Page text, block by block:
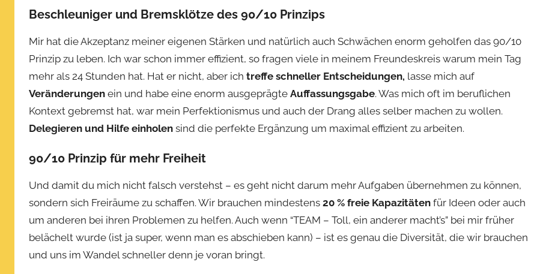
k
o
b
7
,
0
2
Beschleuniger und Bremsklötze des 90/10 Prinzips
Mir hat die Akzeptanz meiner eigenen Stärken und natürlich auch Schwächen enorm geholfen das 90/10
Prinzip zu leben. Ich war schon immer effizient, so fragen viele in meinem Freundeskreis warum mein Tag
mehr als 24 Stunden hat. Hat er nicht, aber ich treffe schneller Entscheidungen, lasse mich auf
Veränderungen ein und habe eine enorm ausgeprägte Auffassungsgabe. Was mich oft im beruflichen
Kontext gebremst hat, war mein Perfektionismus und auch der Drang alles selber machen zu wollen.
Delegieren und Hilfe einholen sind die perfekte Ergänzung um maximal effizient zu arbeiten.
90/10 Prinzip für mehr Freiheit
Und damit du mich nicht falsch verstehst – es geht nicht darum mehr Aufgaben übernehmen zu können,
sondern sich Freiräume zu schaffen. Wir brauchen mindestens 20 % freie Kapazitäten für Ideen oder auch
um anderen bei ihren Problemen zu helfen. Auch wenn “TEAM – Toll, ein anderer macht’s” bei mir früher
belächelt wurde (ist ja super, wenn man es abschieben kann) – ist es genau die Diversität, die wir brauchen
und uns im Wandel schneller denn je voran bringt.